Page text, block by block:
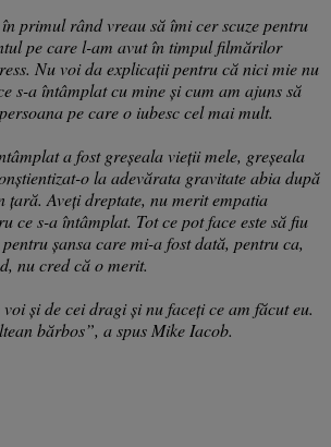
primul rând vreau să îmi cer scuze pentru
pe care l-am avut în timpul filmărilor
Nu voi da explicații pentru că nici mie nu
s-a întâmplat cu mine și cum am ajuns să
pe care o iubesc cel mai mult.
a fost greșeala vieții mele, greșeala
o la adevărata gravitate abia după
țară. Aveți dreptate, nu merit empatia
ce s-a întâmplat. Tot ce pot face este să fiu
șansa care mi-a fost dată, pentru ca,
nu cred că o merit.
și de cei dragi și nu faceți ce am făcut eu.
bărbos”, a spus Mike Iacob.